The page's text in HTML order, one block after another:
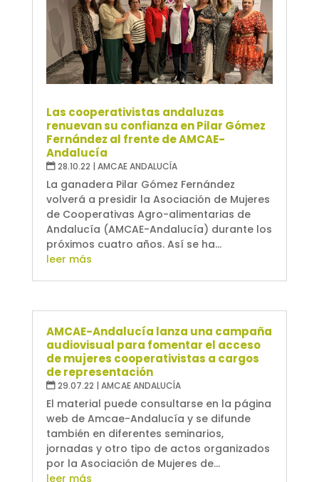
Las cooperativistas andaluzas
renuevan su confianza en Pilar Gómez
Fernández al frente de AMCAE-
Andalucía
28.10.22 | AMCAE ANDALUCÍA
La ganadera Pilar Gómez Fernández
volverá a presidir la Asociación de Mujeres
de Cooperativas Agro-alimentarias de
Andalucía (AMCAE-Andalucía) durante los
próximos cuatro años. Así se ha...
leer más
AMCAE-Andalucía lanza una campaña
audiovisual para fomentar el acceso
de mujeres cooperativistas a cargos
de representación
29.07.22 | AMCAE ANDALUCÍA
El material puede consultarse en la página
web de Amcae-Andalucía y se difunde
también en diferentes seminarios,
jornadas y otro tipo de actos organizados
por la Asociación de Mujeres de...
leer más